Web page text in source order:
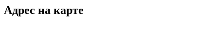
Адрес на карте